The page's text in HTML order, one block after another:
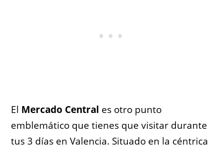
El Mercado Central es otro punto
emblemático que tienes que visitar durante
tus 3 días en Valencia. Situado en la céntrica